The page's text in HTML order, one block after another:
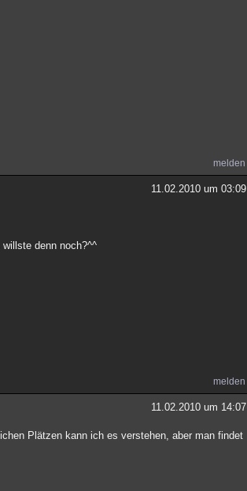
melden
11.02.2010 um 03:09
denn noch?^^
melden
11.02.2010 um 14:07
Plätzen kann ich es verstehen, aber man findet